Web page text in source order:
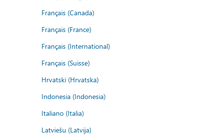
Français (Canada)
Français (France)
Français (International)
Français (Suisse)
Hrvatski (Hrvatska)
Indonesia (Indonesia)
Italiano (Italia)
Latviešu (Latvija)